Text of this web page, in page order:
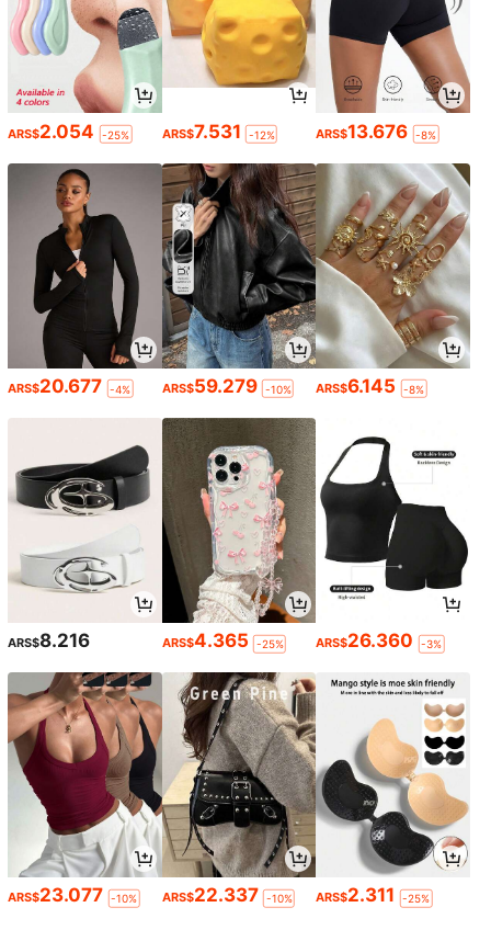
ARS$2.054 -25% ARS$7.531 -12% ARS$13.676 -8%
ARS$20.677 -4% ARS$59.279 -10% ARS$6.145 -8%
ARS$8.216 ARS$4.365 -25% ARS$26.360 -3%
ARS$23.077 -10% ARS$22.337 -10% ARS$2.311 -25%